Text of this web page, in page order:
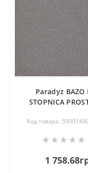
Paradyz BAZO
STOPNICA
Код товара:
1